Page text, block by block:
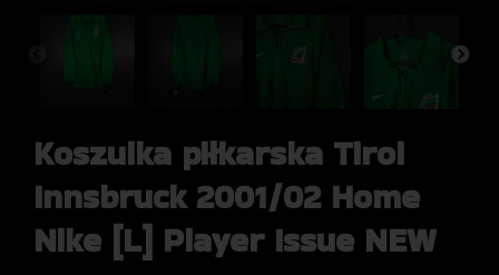
Koszulka piłkarska Tirol
Innsbruck 2001/02 Home
Nike [L] Player Issue NEW